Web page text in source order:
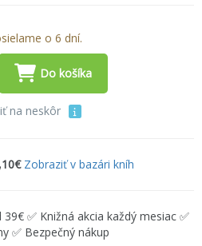
o 6 dní.
Do košíka
na neskôr
Zobraziť v bazári kníh
✅ Knižná akcia každý mesiac ✅
✅ Bezpečný nákup